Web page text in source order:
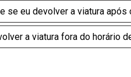
se eu devolver a viatura após
a viatura fora do horário